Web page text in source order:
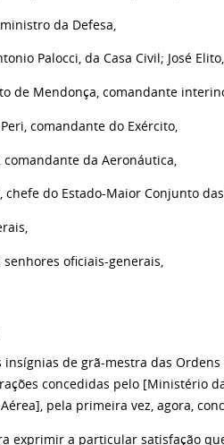
da Defesa,
Palocci, da Casa Civil; José
de Mendonça, comandante
comandante do Exército,
da Aeronáutica,
chefe do Estado-Maior Conjunto
senhores oficiais-generais,
insígnias de grã-mestra das
concedidas pelo [Ministério
pela primeira vez, agora,
exprimir a particular satisfação